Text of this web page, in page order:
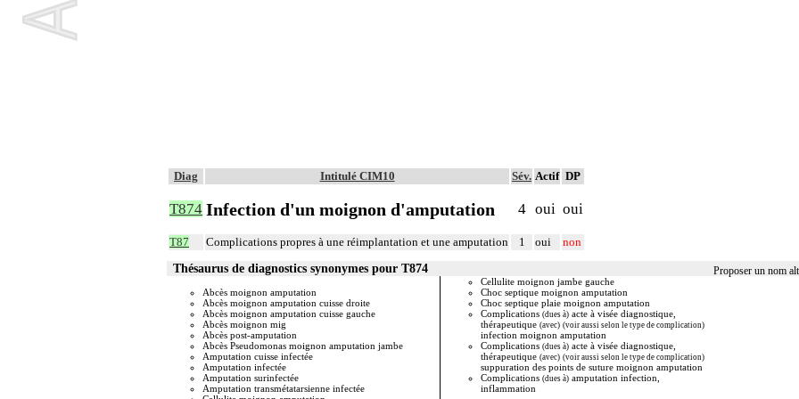
Diag Intitulé CIM10 Sév. Actif DP
T874 Infection d'un moignon d'amputation 4 oui oui
T87 Complications propres à une réimplantation et une amputation 1 oui non
Proposer un nom
Thésaurus de diagnostics synonymes pour T874
Abcès moignon amputation
Abcès moignon amputation cuisse droite
Abcès moignon amputation cuisse gauche
Abcès moignon mig
Abcès post-amputation
Abcès Pseudomonas moignon amputation jambe
Amputation cuisse infectée
Amputation infectée
Amputation surinfectée
Amputation transmétatarsienne infectée
Cellulite moignon jambe gauche
Choc septique moignon amputation
Choc septique plaie moignon amputation
Complications (dues à)acte à visée diagnostique,
thérapeutique (avec) (voir aussi selon le type de complication)
infection moignon amputation
Complications (dues à)acte à visée diagnostique,
thérapeutique (avec) (voir aussi selon le type de complication)
suppuration des points de suture moignon amputation
Complications (dues à)amputation infection,
inflammation